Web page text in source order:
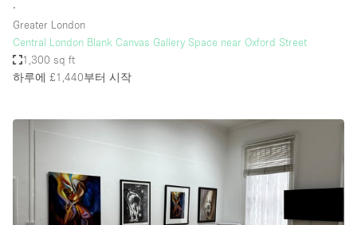
∙
Greater London
Central London Blank Canvas Gallery Space near Oxford Street
1,300 sq ft
하루에 £1,440부터 시작